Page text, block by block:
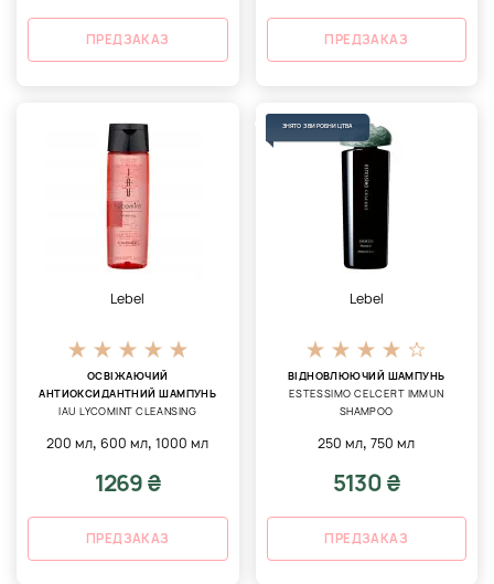
ПРЕДЗАКАЗ ПРЕДЗАКАЗ
Lebel
ОСВІЖАЮЧИЙ
АНТИОКСИДАНТНИЙ ШАМПУНЬ
IAU LYCOMINT CLEANSING
200 мл,600 мл,1000 мл
1269 ₴
ПРЕДЗАКАЗ
ЗНЯТО З ВИРОБНИЦТВА
Lebel
ВІДНОВЛЮЮЧИЙ ШАМПУНЬ
ESTESSIMO CELCERT IMMUN
SHAMPOO
250 мл,750 мл
5130 ₴
ПРЕДЗАКАЗ